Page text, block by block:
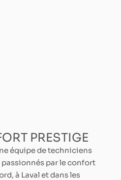
PRESTIGE
équipe de techniciens
par le confort
à Laval et dans les